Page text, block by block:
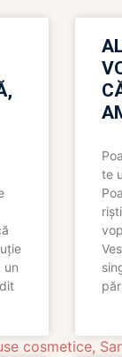
un
te
cosmetice,